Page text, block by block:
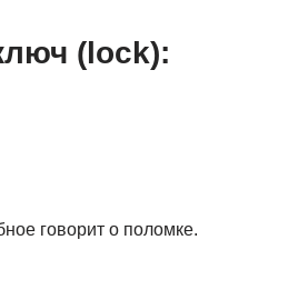
(lock):
говорит о поломке.